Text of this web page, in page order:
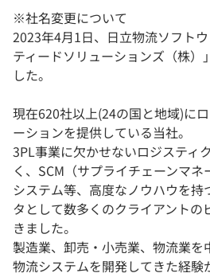
※社名変更について
2023年4月1日、日立物流ソフト
ティードソリューションズ（株）
した。
現在620社以上(24の国と地域)に
ーションを提供している当社。
3PL事業に欠かせないロジスティ
く、SCM（サプライチェーンマ
システム等、高度なノウハウを
タとして数多くのクライアントの
きました。
製造業、卸売・小売業、物流業を
物流システムを開発してきた経験